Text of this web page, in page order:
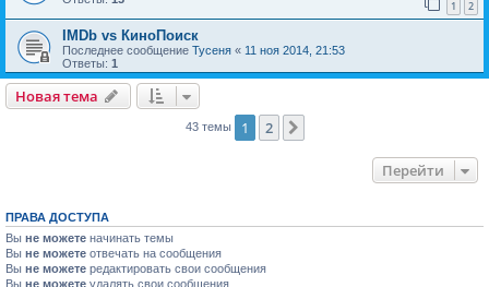
1 2
IMDb vs КиноПоиск
Последнее сообщение Тусеня « 11 ноя 2014, 21:53
Ответы: 1
Новая тема
43 темы 1 2
Перейти
ПРАВА ДОСТУПА
Вы не можете начинать темы
Вы не можете отвечать на сообщения
Вы не можете редактировать свои сообщения
Вы не можете удалять свои сообщения